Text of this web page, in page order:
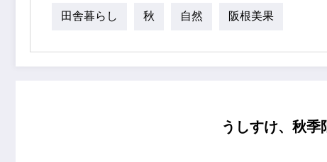
田舎暮らし 秋 自然 阪根美果
うしすけ、秋季